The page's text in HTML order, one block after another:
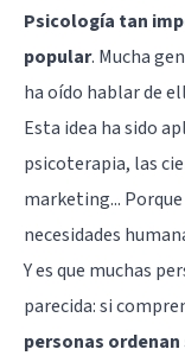
Psicología tan
popular. Mucha
ha oído hablar de
Esta idea ha sido
psicoterapia, las
marketing...
necesidades
Y es que muchas
parecida: si
personas